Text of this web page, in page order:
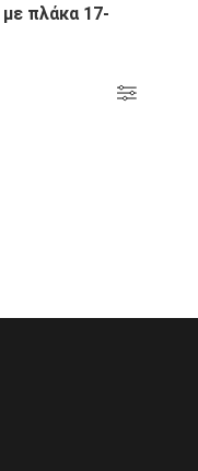
πλάκα 17-